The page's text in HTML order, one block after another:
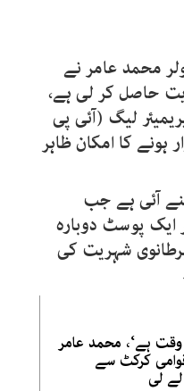
محمد عامر نے
حاصل کر لی ہے،
لیگ (آئی پی
ہونے کا امکان ظاہر
آئی ہے جب
ایک پوسٹ دوبارہ
شہریت کی
ہے‘، محمد عامر
کرکٹ سے
لے لی